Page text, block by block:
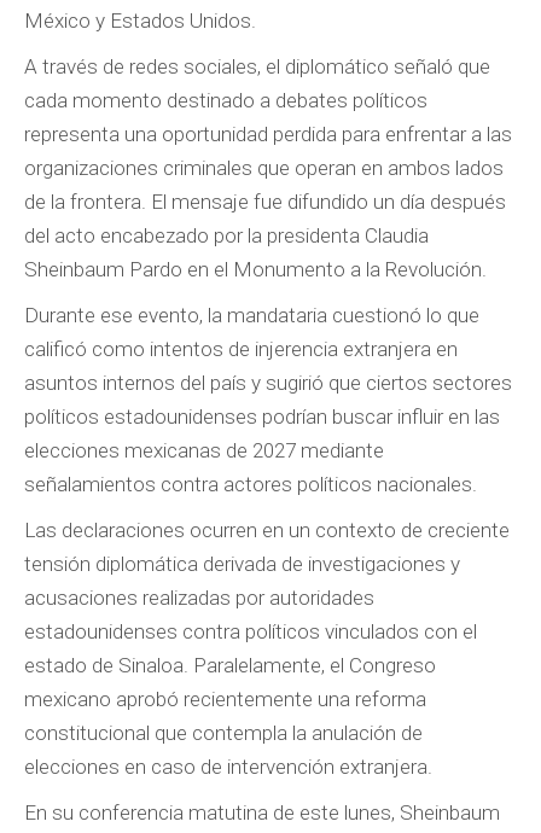
México y Estados Unidos.
A través de redes sociales, el diplomático señaló que
cada momento destinado a debates políticos
representa una oportunidad perdida para enfrentar a las
organizaciones criminales que operan en ambos lados
de la frontera. El mensaje fue difundido un día después
del acto encabezado por la presidenta Claudia
Sheinbaum Pardo en el Monumento a la Revolución.
Durante ese evento, la mandataria cuestionó lo que
calificó como intentos de injerencia extranjera en
asuntos internos del país y sugirió que ciertos sectores
políticos estadounidenses podrían buscar influir en las
elecciones mexicanas de 2027 mediante
señalamientos contra actores políticos nacionales.
Las declaraciones ocurren en un contexto de creciente
tensión diplomática derivada de investigaciones y
acusaciones realizadas por autoridades
estadounidenses contra políticos vinculados con el
estado de Sinaloa. Paralelamente, el Congreso
mexicano aprobó recientemente una reforma
constitucional que contempla la anulación de
elecciones en caso de intervención extranjera.
En su conferencia matutina de este lunes, Sheinbaum